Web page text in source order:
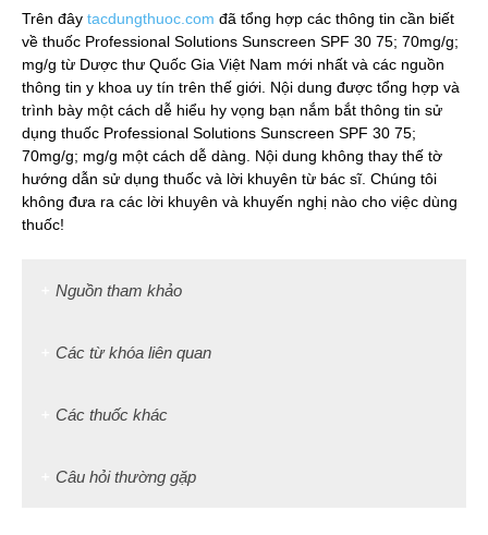
Trên đây tacdungthuoc.com đã tổng hợp các thông tin cần biết
về thuốc Professional Solutions Sunscreen SPF 30 75; 70mg/g;
mg/g từ Dược thư Quốc Gia Việt Nam mới nhất và các nguồn
thông tin y khoa uy tín trên thế giới. Nội dung được tổng hợp và
trình bày một cách dễ hiểu hy vọng bạn nắm bắt thông tin sử
dụng thuốc Professional Solutions Sunscreen SPF 30 75;
70mg/g; mg/g một cách dễ dàng. Nội dung không thay thế tờ
hướng dẫn sử dụng thuốc và lời khuyên từ bác sĩ. Chúng tôi
không đưa ra các lời khuyên và khuyến nghị nào cho việc dùng
thuốc!
Nguồn tham khảo
Các từ khóa liên quan
Các thuốc khác
Câu hỏi thường gặp